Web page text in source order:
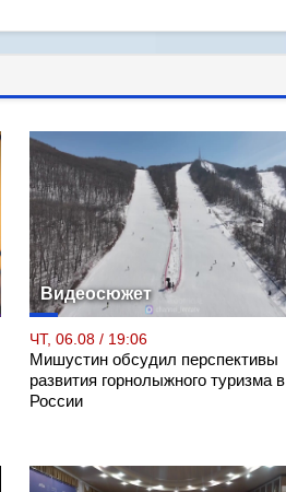
Видеосюжет
ЧТ, 06.08 / 19:06
Мишустин обсудил перспективы
развития горнолыжного туризма в
России